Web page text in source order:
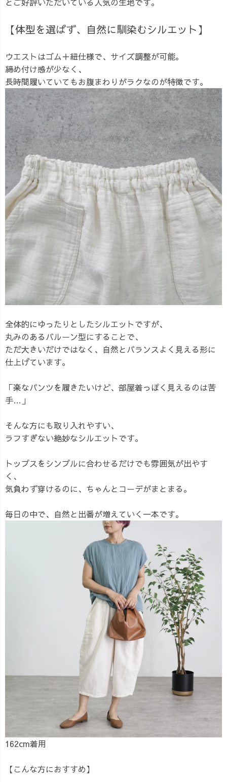
【体型を選ばず、自然に馴染むシルエット】
ウエストはゴム＋紐仕様で、サイズ調整が可能。
締め付け感が少なく、
長時間履いていてもお腹まわりがラクなのが特徴です。
全体的にゆったりとしたシルエットですが、
丸みのあるバルーン型にすることで、
ただ大きいだけではなく、自然とバランスよく見える形に
仕上げています。
「楽なパンツを履きたいけど、部屋着っぽく見えるのは苦
手…」
そんな方にも取り入れやすい、
ラフすぎない絶妙なシルエットです。
トップスをシンプルに合わせるだけでも雰囲気が出やす
く、
気負わず穿けるのに、ちゃんとコーデがまとまる。
毎日の中で、自然と出番が増えていく一本です。
162cm着用
【こんな方におすすめ】